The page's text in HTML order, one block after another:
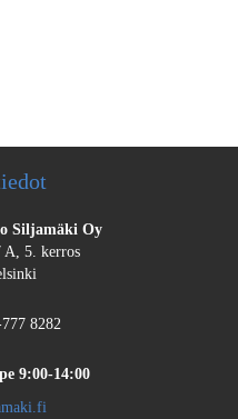
Siljamäki Oy
A, 5. kerros
8282
9:00-14:00